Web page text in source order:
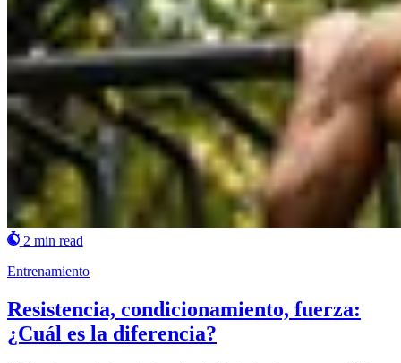
2 min read
Entrenamiento
Resistencia, condicionamiento, fuerza:
¿Cuál es la diferencia?